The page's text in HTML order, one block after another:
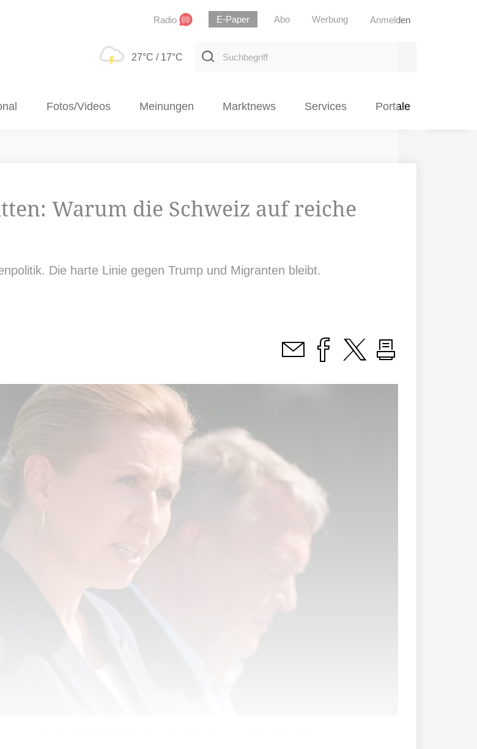
Radio E-Paper Abo Werbung Anmelden
27°C / 17°C
Suchbegriff
Fotos/Videos Meinungen Marktnews Services Portale
Warum die Schweiz auf reiche
Die harte Linie gegen Trump und Migranten bleibt.